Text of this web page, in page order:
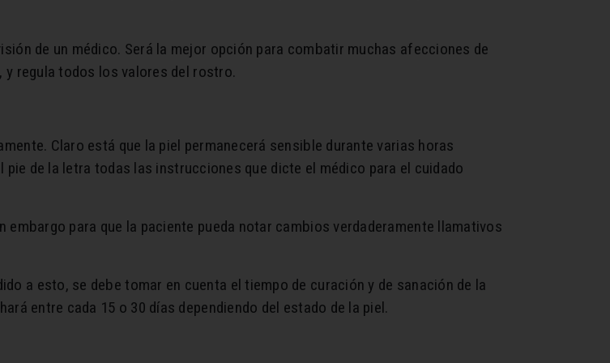
de un médico. Será la mejor opción para combatir muchas afecciones de
regula todos los valores del rostro.
Claro está que la piel permanecerá sensible durante varias horas
de la letra todas las instrucciones que dicte el médico para el cuidado
para que la paciente pueda notar cambios verdaderamente llamativos
a esto, se debe tomar en cuenta el tiempo de curación y de sanación de la
entre cada 15 o 30 días dependiendo del estado de la piel.